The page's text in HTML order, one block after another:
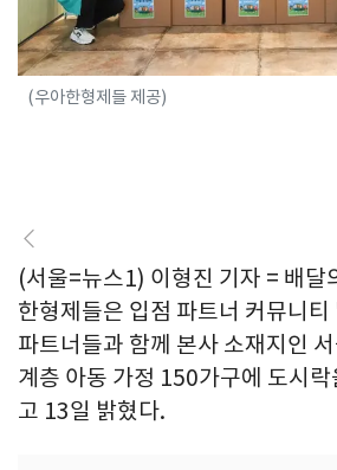
(우아한형제들 제공)
(서울=뉴스1) 이형진 기자 = 배달
한형제들은 입점 파트너 커뮤니
파트너들과 함께 본사 소재지인
계층 아동 가정 150가구에 도시
고 13일 밝혔다.